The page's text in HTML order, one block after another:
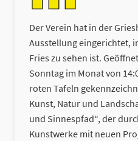
Der Verein hat in der
Ausstellung eingerichtet,
Fries zu sehen ist.
Sonntag im Monat von
roten Tafeln
Kunst, Natur und
und Sinnespfad“, der
Kunstwerke mit neuen